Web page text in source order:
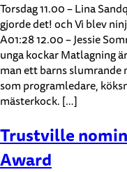
Torsdag 11.00 – Lina
gjorde det! och Vi blev
A01:28 12.00 ­– Jessie
unga kockar Matlagning
man ett barns slumrande
som programledare,
mästerkock. […]
Trustville
Award